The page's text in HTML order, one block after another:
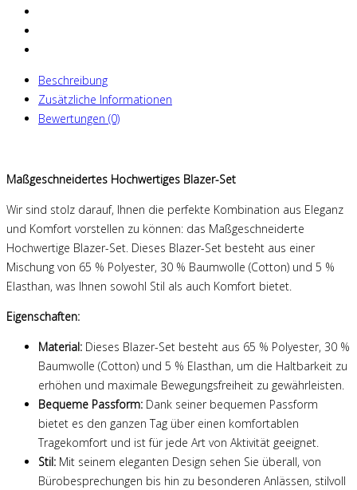
Beschreibung
Zusätzliche Informationen
Bewertungen (0)
Maßgeschneidertes Hochwertiges Blazer-Set
Wir sind stolz darauf, Ihnen die perfekte Kombination aus Eleganz
und Komfort vorstellen zu können: das Maßgeschneiderte
Hochwertige Blazer-Set. Dieses Blazer-Set besteht aus einer
Mischung von 65 % Polyester, 30 % Baumwolle (Cotton) und 5 %
Elasthan, was Ihnen sowohl Stil als auch Komfort bietet.
Eigenschaften:
Material: Dieses Blazer-Set besteht aus 65 % Polyester, 30 %
Baumwolle (Cotton) und 5 % Elasthan, um die Haltbarkeit zu
erhöhen und maximale Bewegungsfreiheit zu gewährleisten.
Bequeme Passform: Dank seiner bequemen Passform
bietet es den ganzen Tag über einen komfortablen
Tragekomfort und ist für jede Art von Aktivität geeignet.
Stil: Mit seinem eleganten Design sehen Sie überall, von
Bürobesprechungen bis hin zu besonderen Anlässen, stilvoll